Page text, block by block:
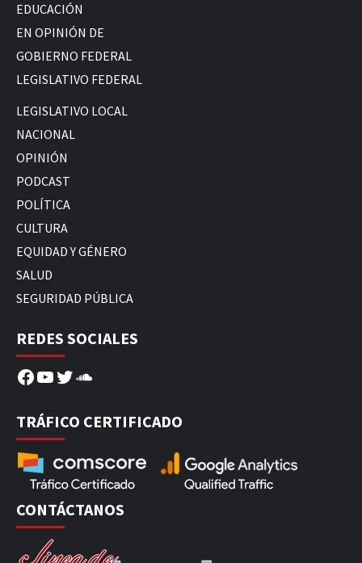
EDUCACIÓN
EN OPINIÓN DE
GOBIERNO FEDERAL
LEGISLATIVO FEDERAL
LEGISLATIVO LOCAL
NACIONAL
OPINIÓN
PODCAST
POLÍTICA
CULTURA
EQUIDAD Y GÉNERO
SALUD
SEGURIDAD PÚBLICA
REDES SOCIALES
Facebook
YouTube
Twitter
SoundCloud
TRÁFICO CERTIFICADO
CONTÁCTANOS